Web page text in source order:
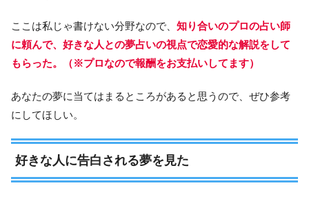
ここは私じゃ書けない分野なので、 知り合いのプロの占い師
に頼んで、好きな人との夢占いの視点で恋愛的な解説をして
もらった。（※プロなので報酬をお支払いしてます）
あなたの夢に当てはまるところがあると思うので、ぜひ参考
にしてほしい。
好きな人に告白される夢を見た